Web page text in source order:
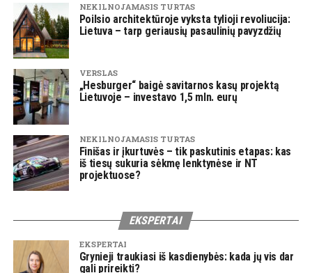
NEKILNOJAMASIS TURTAS
Poilsio architektūroje vyksta tylioji revoliucija:
Lietuva – tarp geriausių pasaulinių pavyzdžių
VERSLAS
„Hesburger“ baigė savitarnos kasų projektą
Lietuvoje – investavo 1,5 mln. eurų
NEKILNOJAMASIS TURTAS
Finišas ir įkurtuvės – tik paskutinis etapas: kas
iš tiesų sukuria sėkmę lenktynėse ir NT
projektuose?
EKSPERTAI
EKSPERTAI
Grynieji traukiasi iš kasdienybės: kada jų vis dar
gali prireikti?